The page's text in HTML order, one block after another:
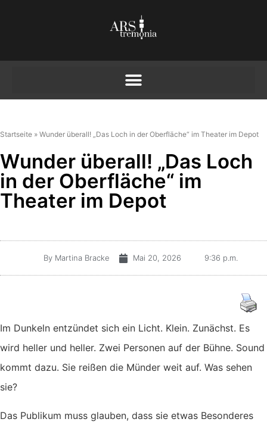
Startseite » Wunder überall! „Das Loch in der Oberfläche“ im Theater im Depot
Wunder überall! „Das Loch
in der Oberfläche“ im
Theater im Depot
By Martina Bracke Mai 20, 2026 9:36 p.m.
Im Dunkeln entzündet sich ein Licht. Klein. Zunächst. Es
wird heller und heller. Zwei Personen auf der Bühne. Sound
kommt dazu. Sie reißen die Münder weit auf. Was sehen
sie?
Das Publikum muss glauben, dass sie etwas Besonderes